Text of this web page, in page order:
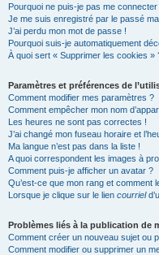
Pourquoi ne puis-je pas me connecter
Je me suis enregistré par le passé
J’ai perdu mon mot de passe !
Pourquoi suis-je automatiquement
À quoi sert « Supprimer les cookies »
Paramètres et préférences de
Comment modifier mes paramètres ?
Comment empêcher mon nom
Les heures ne sont pas correctes !
J’ai changé mon fuseau horaire et
Ma langue n’est pas dans la liste !
A quoi correspondent les images à
Comment puis-je afficher un avatar ?
Qu’est-ce que mon rang et comment
Lorsque je clique sur le lien courriel
Problèmes liés à la publication de
Comment créer un nouveau sujet ou
Comment modifier ou supprimer un